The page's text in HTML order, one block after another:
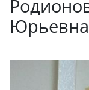
Юрьевна